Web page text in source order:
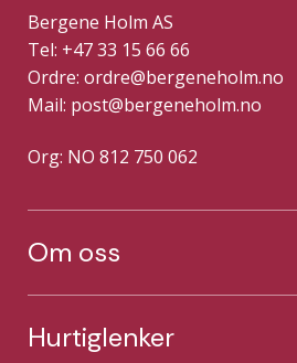
Bergene Holm AS
Tel: +47 33 15 66 66
Ordre: ordre@bergeneholm.no
Mail: post@bergeneholm.no
Org: NO 812 750 062
Om oss
Hurtiglenker